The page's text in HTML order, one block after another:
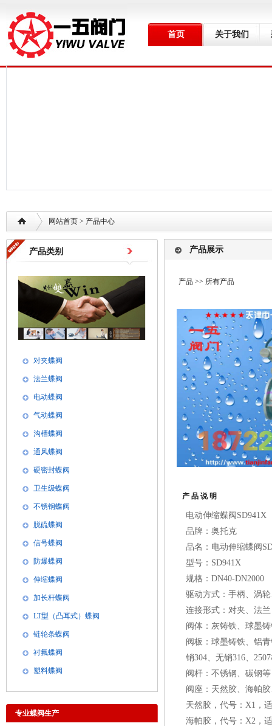
首页 关于我们
网站首页 > 产品中心
产品类别
对夹蝶阀
法兰蝶阀
电动蝶阀
气动蝶阀
沟槽蝶阀
通风蝶阀
硬密封蝶阀
卫生级蝶阀
不锈钢蝶阀
脱硫蝶阀
信号蝶阀
防爆蝶阀
伸缩蝶阀
加长杆蝶阀
LT型（凸耳式）蝶阀
链轮条蝶阀
衬氟蝶阀
塑料蝶阀
专业蝶阀生产
产品展示
产品 >> 所有产品
产 品 说 明
电动伸缩蝶阀 SD941X
品牌： 奥托克
品名：电动伸缩蝶阀
型号： SD941X
规格： DN40-DN2000
驱动方式：手柄、涡
连接形式：对夹、法兰
阀体：灰铸铁、球墨
阀板：球墨铸铁、铝
销304、无销316、 2507
阀杆：不锈钢、碳钢等
阀座：天然胶、海帕
天然胶，代号： X1 ，
海帕胶，代号： X2 ，